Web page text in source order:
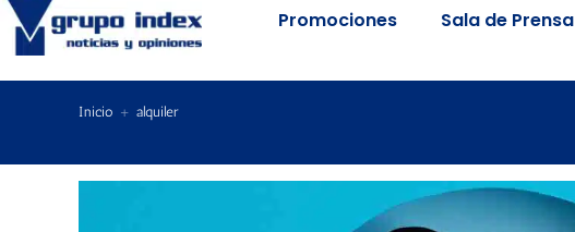
Promociones Sala de Prensa
Inicio + alquiler